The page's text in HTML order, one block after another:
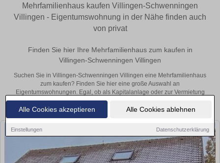
Alle Cookies akzeptieren Alle Cookies ablehnen
Einstellungen Datenschutzerklärung
Mehrfamilienhaus kaufen Villingen-Schwenningen
Villingen - Eigentumswohnung in der Nähe finden auch
von privat
Finden Sie hier Ihre Mehrfamilienhaus zum kaufen in
Villingen-Schwenningen Villingen
Suchen Sie in Villingen-Schwenningen Villingen eine Mehrfamilienhaus
zum kaufen? Finden Sie hier eine große Auswahl an
Eigentumswohnungen. Egal, ob als Kapitalanlage oder zur Vermietung
– hier finden Sie Ihre Immobilie in Villingen-Schwenningen Villingen
oder in der Nähe.